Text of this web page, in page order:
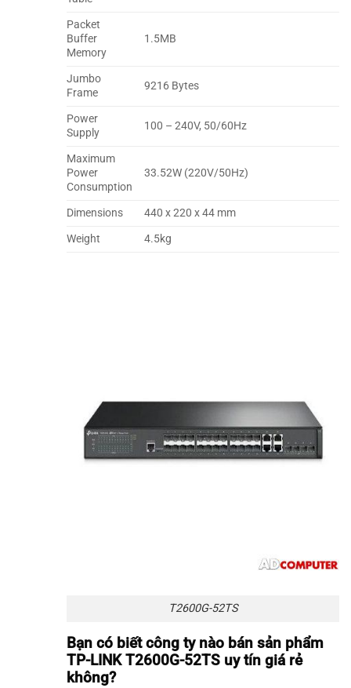
Packet
Buffer
Memory
1.5MB
Jumbo
Frame
9216 Bytes
Power
Supply
100 – 240V, 50/60Hz
Maximum
Power
Consumption
33.52W (220V/50Hz)
Dimensions
440 x 220 x 44 mm
Weight
4.5kg
T2600G-52TS
Bạn có biết công ty nào bán sản phẩm
TP-LINK T2600G-52TS uy tín giá rẻ
không?